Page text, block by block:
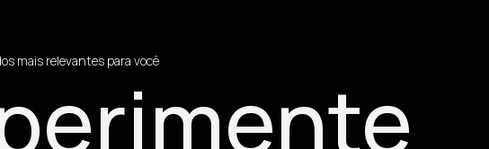
mais relevantes para você